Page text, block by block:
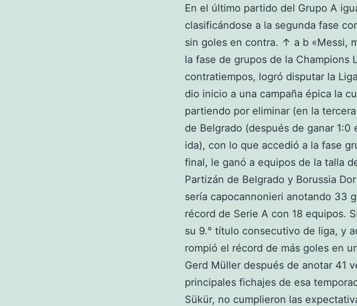
En el último partido del Grupo A
clasificándose a la segunda fase
sin goles en contra. ↑ a b «Messi,
la fase de grupos de la Champions
contratiempos, logró disputar la
dio inicio a una campaña épica la
partiendo por eliminar (en la
de Belgrado (después de ganar 1:0
ida), con lo que accedió a la fase
final, le ganó a equipos de la talla
Partizán de Belgrado y Borussia
sería capocannonieri anotando 33
récord de Serie A con 18 equipos.
su 9.° título consecutivo de liga, y
rompió el récord de más goles en
Gerd Müller después de anotar 41
principales fichajes de esa
Sükür, no cumplieron las